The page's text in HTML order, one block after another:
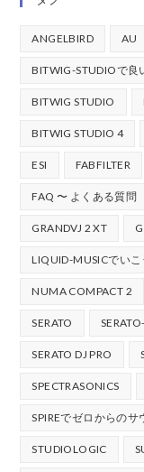
ANGELBIRD AU
BITWIG-STUDIOで良
BITWIG STUDIO
BITWIG STUDIO 4
ESI FABFILTER
FAQ 〜 よくある質問
GRANDVJ 2 XT
LIQUID-MUSICでいこ
NUMA COMPACT 2
SERATO
SERATO DJ PRO
SPECTRASONICS
SPIREでゼロからのサ
STUDIOLOGIC